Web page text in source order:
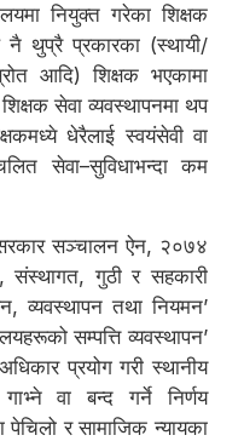
नियुक्त गरेका शिक्षक
नै थुप्रै प्रकारका (स्थायी/
आदि) शिक्षक भएकामा
सेवा व्यवस्थापनमा थप
धेरैलाई स्वयंसेवी वा
सेवा–सुविधाभन्दा कम
सञ्चालन ऐन, २०७४
संस्थागत, गुठी र सहकारी
व्यवस्थापन तथा नियमन’
सम्पत्ति व्यवस्थापन’
प्रयोग गरी स्थानीय
वा बन्द गर्ने निर्णय
र सामाजिक न्यायका